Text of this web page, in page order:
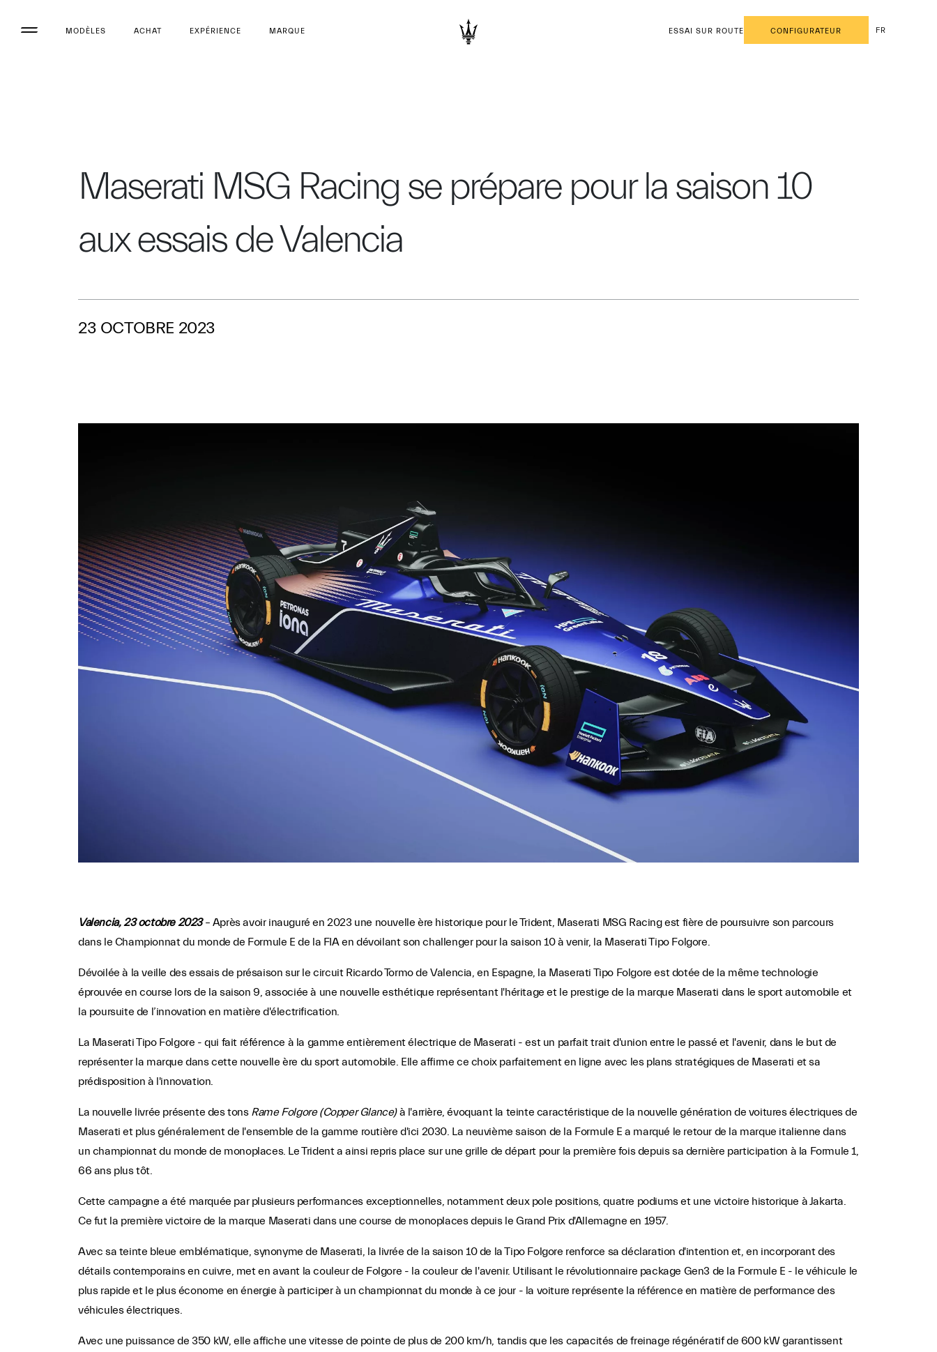
MODÈLES ACHAT EXPÉRIENCE MARQUE ESSAI SUR ROUTE CONFIGURATEUR FR
Maserati MSG Racing se prépare pour la saison 10
aux essais de Valencia
23 OCTOBRE 2023
Valencia, 23 octobre 2023– Après avoir inauguré en 2023 une nouvelle ère historique pour le Trident, Maserati MSG Racing est fière de poursuivre son parcours
dans le Championnat du monde de Formule E de la FIA en dévoilant son challenger pour la saison 10 à venir, la Maserati Tipo Folgore.
Dévoilée à la veille des essais de présaison sur le circuit Ricardo Tormo de Valencia, en Espagne, la Maserati Tipo Folgore est dotée de la même technologie
éprouvée en course lors de la saison 9, associée à une nouvelle esthétique représentant l'héritage et le prestige de la marque Maserati dans le sport automobile et
la poursuite de l’innovation en matière d'électrification.
La Maserati Tipo Folgore - qui fait référence à la gamme entièrement électrique de Maserati - est un parfait trait d'union entre le passé et l'avenir, dans le but de
représenter la marque dans cette nouvelle ère du sport automobile. Elle affirme ce choix parfaitement en ligne avec les plans stratégiques de Maserati et sa
prédisposition à l'innovation.
La nouvelle livrée présente des tons Rame Folgore (Copper Glance)à l'arrière, évoquant la teinte caractéristique de la nouvelle génération de voitures électriques de
Maserati et plus généralement de l'ensemble de la gamme routière d'ici 2030. La neuvième saison de la Formule E a marqué le retour de la marque italienne dans
un championnat du monde de monoplaces. Le Trident a ainsi repris place sur une grille de départ pour la première fois depuis sa dernière participation à la Formule 1,
66 ans plus tôt.
Cette campagne a été marquée par plusieurs performances exceptionnelles, notamment deux pole positions, quatre podiums et une victoire historique à Jakarta.
Ce fut la première victoire de la marque Maserati dans une course de monoplaces depuis le Grand Prix d'Allemagne en 1957.
Avec sa teinte bleue emblématique, synonyme de Maserati, la livrée de la saison 10 de la Tipo Folgore renforce sa déclaration d'intention et, en incorporant des
détails contemporains en cuivre, met en avant la couleur de Folgore - la couleur de l'avenir. Utilisant le révolutionnaire package Gen3 de la Formule E - le véhicule le
plus rapide et le plus économe en énergie à participer à un championnat du monde à ce jour - la voiture représente la référence en matière de performance des
véhicules électriques.
Avec une puissance de 350 kW, elle affiche une vitesse de pointe de plus de 200 km/h, tandis que les capacités de freinage régénératif de 600 kW garantissent